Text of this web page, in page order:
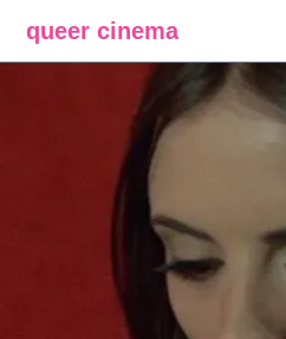
queer cinema